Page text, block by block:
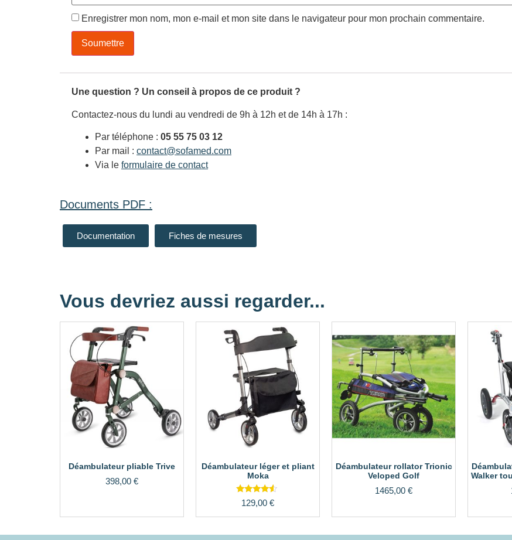
Enregistrer mon nom, mon e-mail et mon site dans le navigateur pour mon prochain commentaire.
Une question ? Un conseil à propos de ce produit ?
Contactez-nous du lundi au vendredi de 9h à 12h et de 14h à 17h :
Par téléphone : 05 55 75 03 12
Par mail : contact@sofamed.com
Via le formulaire de contact
Documents PDF :
Documentation Fiches de mesures
Vous devriez aussi regarder...
Déambulateur pliable Trive
398,00 €
Déambulateur léger et pliant
Moka
Note
4.33
sur 5
129,00 €
Déambulateur rollator Trionic
Veloped Golf
1465,00 €
Walker